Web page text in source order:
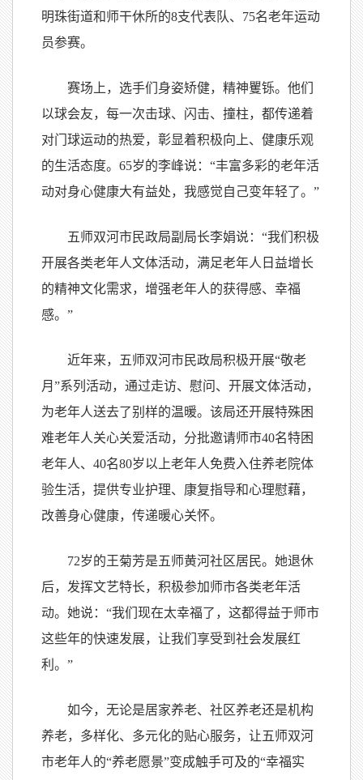
明珠街道和师干休所的8支代表队、75名老年运动
员参赛。
赛场上，选手们身姿矫健，精神矍铄。他们
以球会友，每一次击球、闪击、撞柱，都传递着
对门球运动的热爱，彰显着积极向上、健康乐观
的生活态度。65岁的李峰说：“丰富多彩的老年活
动对身心健康大有益处，我感觉自己变年轻了。”
五师双河市民政局副局长李娟说：“我们积极
开展各类老年人文体活动，满足老年人日益增长
的精神文化需求，增强老年人的获得感、幸福
感。”
近年来，五师双河市民政局积极开展“敬老
月”系列活动，通过走访、慰问、开展文体活动，
为老年人送去了别样的温暖。该局还开展特殊困
难老年人关心关爱活动，分批邀请师市40名特困
老年人、40名80岁以上老年人免费入住养老院体
验生活，提供专业护理、康复指导和心理慰藉，
改善身心健康，传递暖心关怀。
72岁的王菊芳是五师黄河社区居民。她退休
后，发挥文艺特长，积极参加师市各类老年活
动。她说：“我们现在太幸福了，这都得益于师市
这些年的快速发展，让我们享受到社会发展红
利。”
如今，无论是居家养老、社区养老还是机构
养老，多样化、多元化的贴心服务，让五师双河
市老年人的“养老愿景”变成触手可及的“幸福实